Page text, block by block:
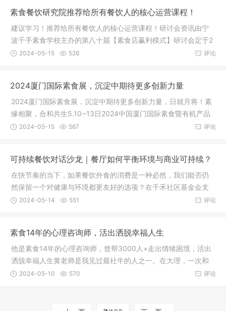
素食餐饮研究院推荐给所有餐饮人的核心运营课程！
建议学习！推荐给所有餐饮人的核心运营课程！研讨会资讯由宁
波千手素食学校主办的第八十届【素食店赢利模式】研讨会定于2
024年5
评论
2024-05-15 526
2024厦门国际素食展，沉淀中期待更多创新力量
2024厦门国际素食展，沉淀中期待更多创新力量，日就月将！素
缘相聚，合和共生5.10~13日2024中国厦门国际素食暨有机产品
（春季）
评论
2024-05-15 567
可持续餐饮对话沙龙｜餐厅如何平衡环境与商业可持续？
在快节奏的当下，如果餐饮外食的消费是一种必然，我们能否仍
然保留一个对健康与环境都更友好的选项？在千禾社区基金会支
持下，PD
评论
2024-05-14 551
素食14年的心理咨询师，活出洒脱幸福人生
他是素食14年的心理咨询师，曾帮3000人+走出情绪困境，活出
洒脱幸福人生黄老师是我见过最社牛的人之一。在大理，一次和
黄老师在
评论
2024-05-10 570